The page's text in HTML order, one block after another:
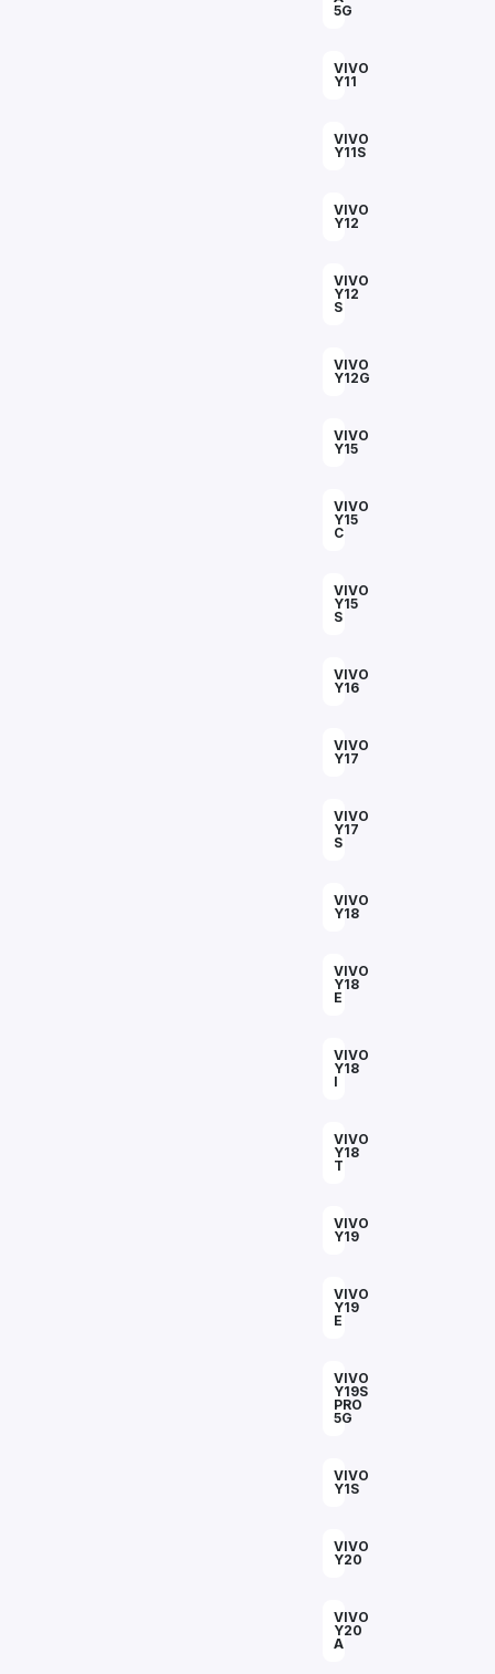
5G
VIVO
Y11
VIVO
Y11S
VIVO
Y12
VIVO
Y12
S
VIVO
Y12G
VIVO
Y15
VIVO
Y15
C
VIVO
Y15
S
VIVO
Y16
VIVO
Y17
VIVO
Y17
S
VIVO
Y18
VIVO
Y18
E
VIVO
Y18
I
VIVO
Y18
T
VIVO
Y19
VIVO
Y19
E
VIVO
Y19S
PRO
5G
VIVO
Y1S
VIVO
Y20
VIVO
Y20
A